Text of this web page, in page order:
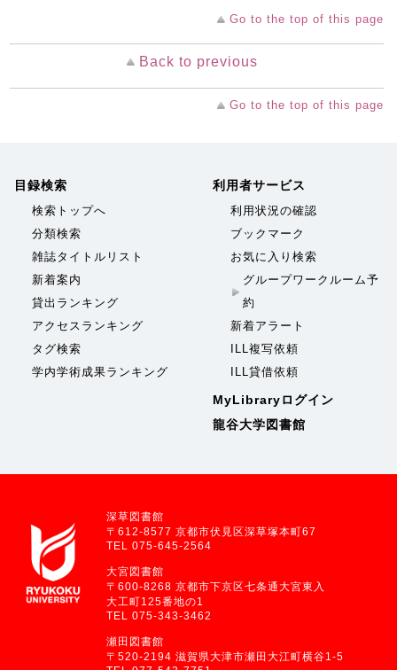
Go to the top of this page
Back to previous
Go to the top of this page
目録検索
検索トップへ
分類検索
雑誌タイトルリスト
新着案内
貸出ランキング
アクセスランキング
タグ検索
学内学術成果ランキング
利用者サービス
利用状況の確認
ブックマーク
お気に入り検索
グループワークルーム予
約
新着アラート
ILL複写依頼
ILL貸借依頼
MyLibraryログイン
龍谷大学図書館
深草図書館
〒612-8577 京都市伏見区深草塚本町67
TEL 075-645-2564
大宮図書館
〒600-8268 京都市下京区七条通大宮東入
大工町125番地の1
TEL 075-343-3462
瀬田図書館
〒520-2194 滋賀県大津市瀬田大江町横谷1-5